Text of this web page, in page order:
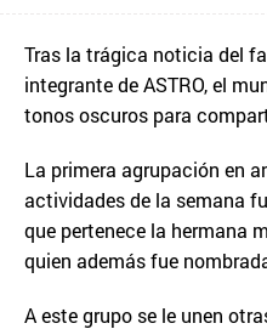
Tras la trágica noticia del
integrante de ASTRO, el
tonos oscuros para
La primera agrupación en
actividades de la semana
que pertenece la hermana
quien además fue
A este grupo se le unen